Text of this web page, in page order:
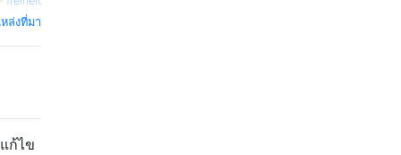
ล่งที่มา
ก้ไข